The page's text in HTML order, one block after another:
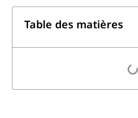
Table des matières